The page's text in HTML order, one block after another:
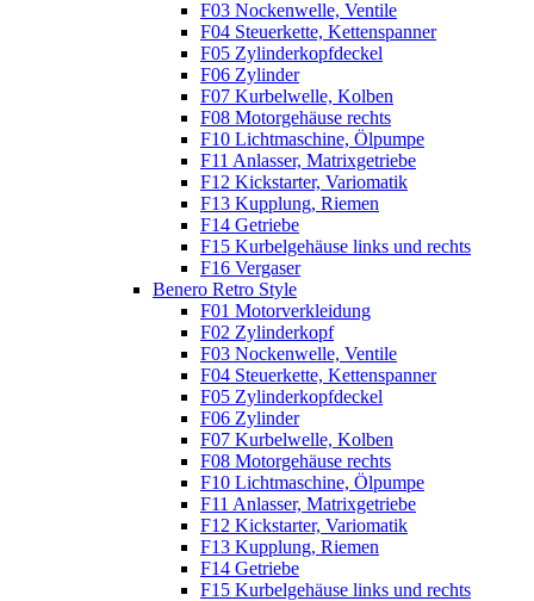
F03 Nockenwelle, Ventile
F04 Steuerkette, Kettenspanner
F05 Zylinderkopfdeckel
F06 Zylinder
F07 Kurbelwelle, Kolben
F08 Motorgehäuse rechts
F10 Lichtmaschine, Ölpumpe
F11 Anlasser, Matrixgetriebe
F12 Kickstarter, Variomatik
F13 Kupplung, Riemen
F14 Getriebe
F15 Kurbelgehäuse links und rechts
F16 Vergaser
Benero Retro Style
F01 Motorverkleidung
F02 Zylinderkopf
F03 Nockenwelle, Ventile
F04 Steuerkette, Kettenspanner
F05 Zylinderkopfdeckel
F06 Zylinder
F07 Kurbelwelle, Kolben
F08 Motorgehäuse rechts
F10 Lichtmaschine, Ölpumpe
F11 Anlasser, Matrixgetriebe
F12 Kickstarter, Variomatik
F13 Kupplung, Riemen
F14 Getriebe
F15 Kurbelgehäuse links und rechts